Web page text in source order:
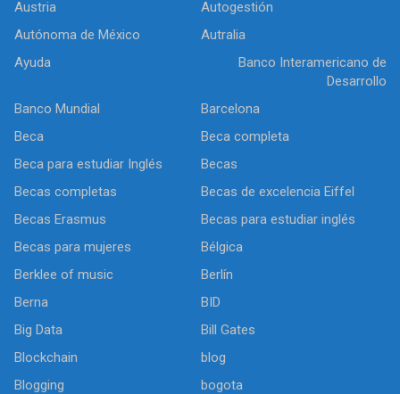
Austria
Autogestión
Autónoma de México
Autralia
Ayuda
Banco Interamericano de
Desarrollo
Banco Mundial
Barcelona
Beca
Beca completa
Beca para estudiar Inglés
Becas
Becas completas
Becas de excelencia Eiffel
Becas Erasmus
Becas para estudiar inglés
Becas para mujeres
Bélgica
Berklee of music
Berlín
Berna
BID
Big Data
Bill Gates
Blockchain
blog
Blogging
bogota